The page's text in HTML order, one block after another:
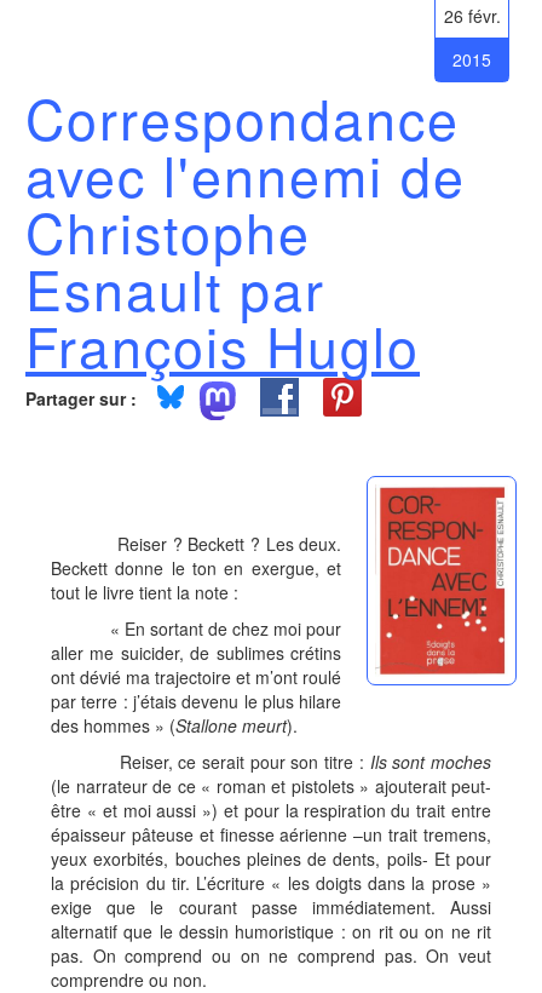
26 févr.
2015
Correspondance
avec l'ennemi de
Christophe
Esnault par
François Huglo
Partager sur :
Reiser ? Beckett ? Les deux.
Beckett donne le ton en exergue, et
tout le livre tient la note :
« En sortant de chez moi pour
aller me suicider, de sublimes crétins
ont dévié ma trajectoire et m’ont roulé
par terre : j’étais devenu le plus hilare
des hommes » (Stallone meurt).
Reiser, ce serait pour son titre : Ils sont moches
(le narrateur de ce « roman et pistolets » ajouterait peut-
être « et moi aussi ») et pour la respiration du trait entre
épaisseur pâteuse et finesse aérienne –un trait tremens,
yeux exorbités, bouches pleines de dents, poils- Et pour
la précision du tir. L’écriture « les doigts dans la prose »
exige que le courant passe immédiatement. Aussi
alternatif que le dessin humoristique : on rit ou on ne rit
pas. On comprend ou on ne comprend pas. On veut
comprendre ou non.